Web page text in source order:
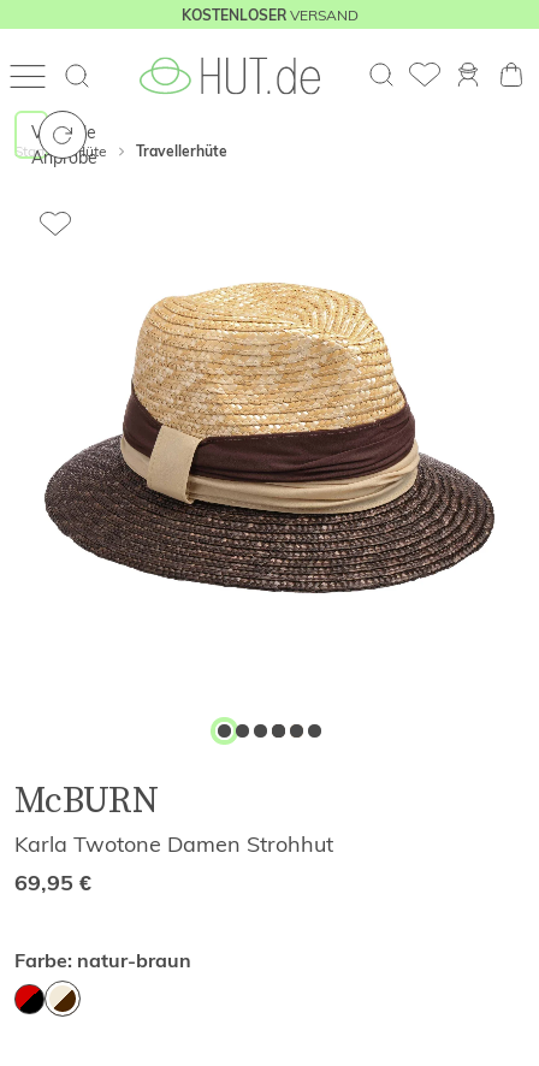
KOSTENLOSERVERSAND
Start Hüte Travellerhüte
Virtuelle
Anprobe
McBURN
Karla Twotone Damen Strohhut
69,95 €
Farbe: natur-braun